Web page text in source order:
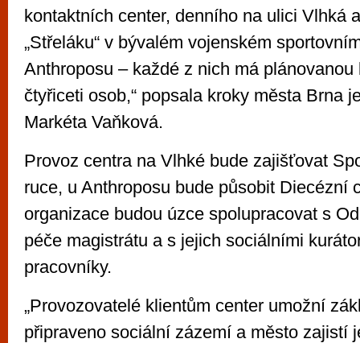
kontaktních center, denního na ulici Vlhká
„Střeláku“ v bývalém vojenském
Anthroposu – každé z nich má plánovanou
čtyřiceti osob,“ popsala kroky města Brna
Markéta Vaňková.
Provoz centra na Vlhké bude zajišťovat
ruce, u Anthroposu bude působit Diecézní
organizace budou úzce spolupracovat s
péče magistrátu a s jejich sociálními
pracovníky.
„Provozovatelé klientům center umožní
připraveno sociální zázemí a město zajistí